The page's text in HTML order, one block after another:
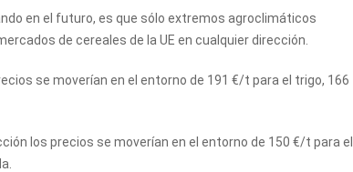
en el futuro, es que sólo extremos agroclimáticos
de cereales de la UE en cualquier dirección.
se moverían en el entorno de 191 €/t para el trigo, 166
los precios se moverían en el entorno de 150 €/t para el